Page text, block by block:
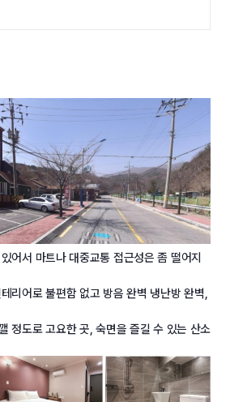
어서 마트나 대중교통 접근성은 좀 떨어지
리어로 불편함 없고 방음 완벽 냉난방 완벽,
정도로 고요한 곳, 숙면을 즐길 수 있는 산소